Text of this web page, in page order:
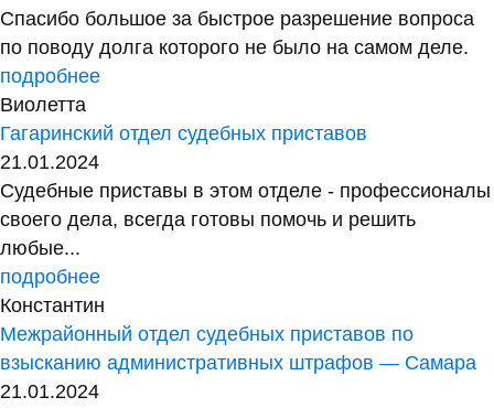
Спасибо большое за быстрое разрешение вопроса
по поводу долга которого не было на самом деле.
подробнее
Виолетта
Гагаринский отдел судебных приставов
21.01.2024
Судебные приставы в этом отделе - профессионалы
своего дела, всегда готовы помочь и решить
любые...
подробнее
Константин
Межрайонный отдел судебных приставов по
взысканию административных штрафов — Самара
21.01.2024